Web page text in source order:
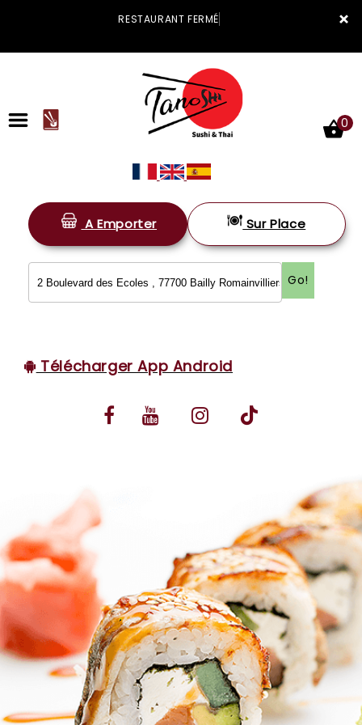
×
RESTAURANT FERMÉ
ACCUEIL
LA CARTE
VOS AVIS
MENTIONS LÉGALES
0
A Emporter Sur Place
Go!
Télécharger App Android